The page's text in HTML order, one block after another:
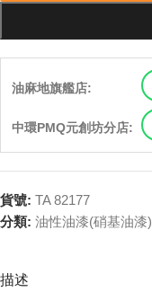
油麻地旗艦店:
中環PMQ元創坊分店:
貨號: TA 82177
分類: 油性油漆(硝基油漆)
描述